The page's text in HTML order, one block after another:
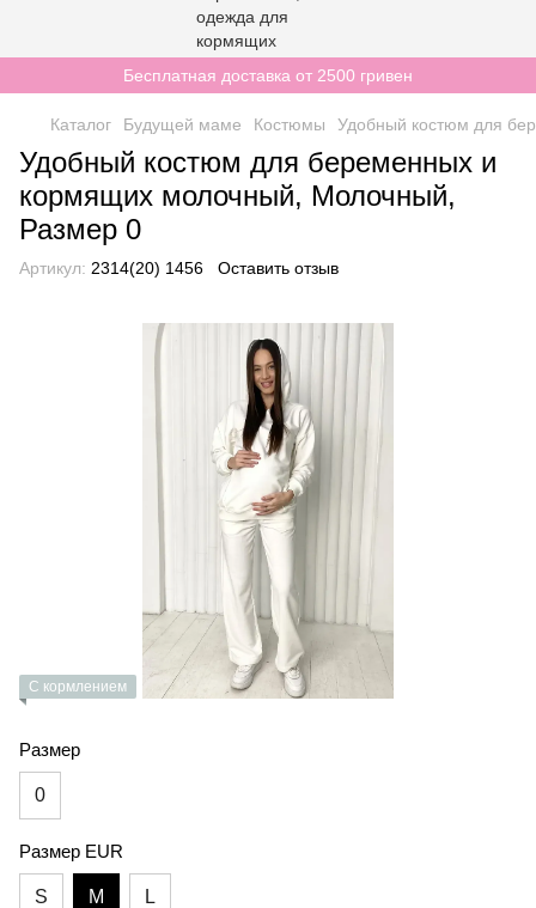
Бесплатная доставка от 2500 гривен
Каталог Будущей маме Костюмы Удобный костюм для
Удобный костюм для беременных и
кормящих молочный, Молочный,
Размер 0
Артикул: 2314(20) 1456 Оставить отзыв
С кормлением
Размер
0
Размер EUR
S M L